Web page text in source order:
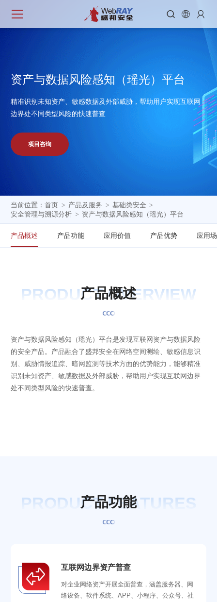
  
资产与数据风险感知 （瑶光）平台
精准识别未知资产、敏感数据及外部威胁，帮助用户实现互联网
边界处不同类型风险的快速普查
项目咨询
当前位置：首页 > 产品及服务 > 基础类安全 >
安全管理与溯源分析 > 资产与数据风险感知（瑶光）平台
产品概述 产品功能 应用价值 产品优势 应用
PRODUCT OVERVIEW
产品概述
资产与数据风险感知（瑶光）平台是发现互联网资产与数据风险
的安全产品。产品融合了盛邦安全在网络空间测绘、敏感信息识
别、威胁情报追踪、暗网监测等技术方面的优势能力，能够精准
识别未知资产、敏感数据及外部威胁，帮助用户实现互联网边界
处不同类型风险的快速普查。
PRODUCT FEATURES
产品功能
互联网边界资产普查
对企业网络资产开展全面普查，涵盖服务器、网
络设备、软件系统、APP、小程序、公众号、社